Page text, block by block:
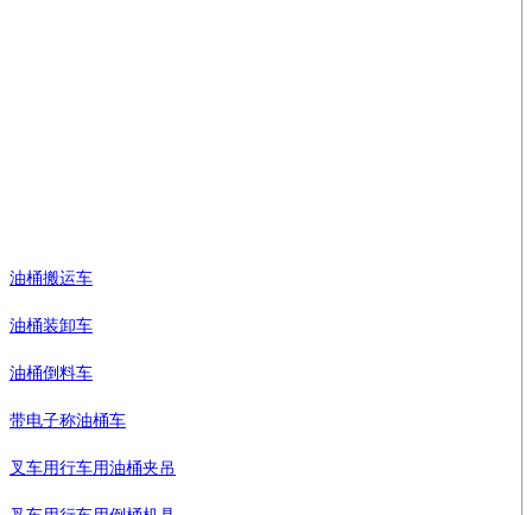
油桶搬运车
油桶装卸车
油桶倒料车
带电子称油桶车
叉车用行车用油桶夹吊